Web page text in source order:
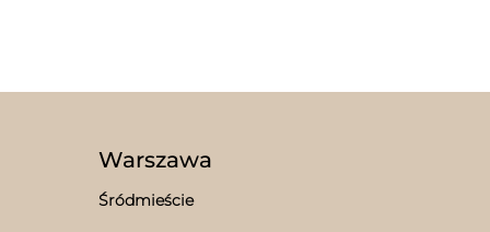
na
produktu
Warszawa
Śródmieście